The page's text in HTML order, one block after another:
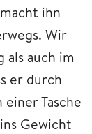
ihn
Wir
als auch im
er durch
Tasche
Gewicht